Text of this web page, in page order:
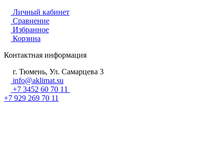
Личный кабинет
Сравнение
Избранное
Корзина
Контактная информация
г. Тюмень, Ул. Самарцева 3
info@aklimat.su
+7 3452 60 70 11
+7 929 269 70 11